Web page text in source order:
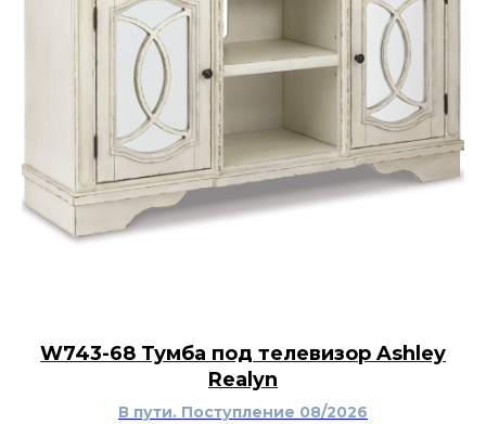
W743-68 Тумба под телевизор Ashley
Realyn
В пути. Поступление 08/2026